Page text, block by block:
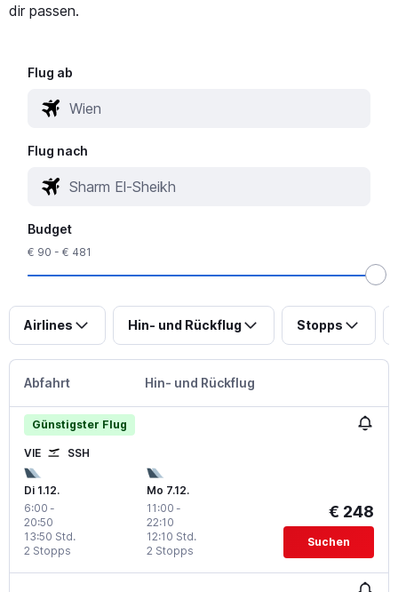
dir passen.
Flug ab
Flug nach
Budget
€ 90 - € 481
Airlines Hin- und Rückflug Stopps
Abfahrt Hin- und Rückflug
Günstigster Flug
VIE SSH
Di 1.12.
6:00 -
20:50
2 Stopps
13:50 Std.
Mo 7.12.
11:00 -
22:10
2 Stopps
12:10 Std.
€ 248
Suchen